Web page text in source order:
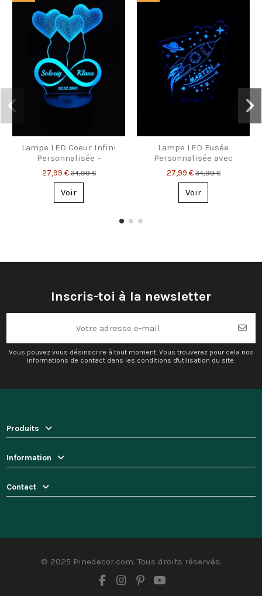
Lampe LED Coeur Infini
Personnalisée –
Prénoms & Date
27,99 €34,99 €
Voir
Lampe LED Fusée
Personnalisée avec
Prénom – Veilleuse
Magique pour Enfants
& Rêveurs
27,99 €34,99 €
Voir
Inscris-toi à la newsletter
Vous pouvez vous désinscrire à tout moment. Vous trouverez pour cela nos
informations de contact dans les conditions d'utilisation du site.
Produits
Information
Contact
© 2025 Pinedecor.com. Tous droits réservés.